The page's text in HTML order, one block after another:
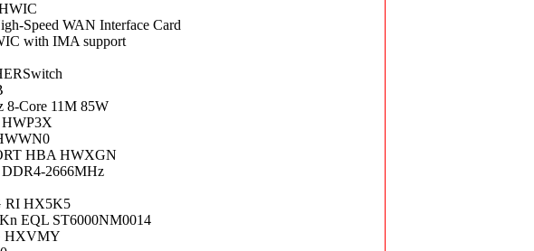
Speed WAN Interface Card
with IMA support
Core 11M 85W
HBA HWXGN
2666MHz
RI HX5K5
EQL ST6000NM0014
HXVMY